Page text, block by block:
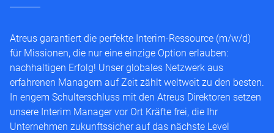
Atreus garantiert die perfekte Interim-Ressource (m/w/d)
für Missionen, die nur eine einzige Option erlauben:
nachhaltigen Erfolg! Unser globales Netzwerk aus
erfahrenen Managern auf Zeit zählt weltweit zu den besten.
In engem Schulterschluss mit den Atreus Direktoren setzen
unsere Interim Manager vor Ort Kräfte frei, die Ihr
Unternehmen zukunftssicher auf das nächste Level